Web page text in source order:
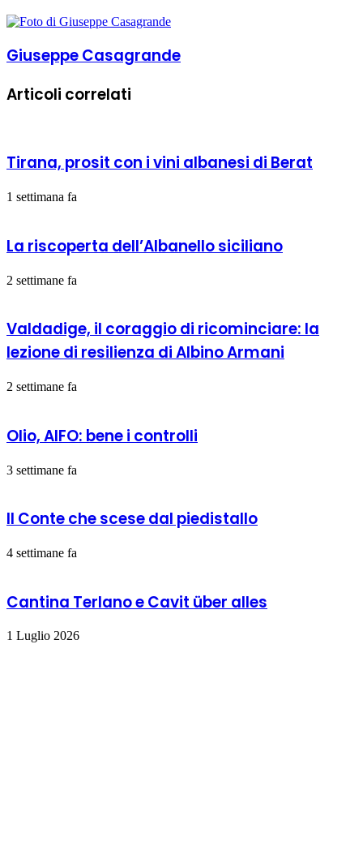
Giuseppe Casagrande
Articoli correlati
Tirana, prosit con i vini albanesi di Berat
1 settimana fa
La riscoperta dell’Albanello siciliano
2 settimane fa
Valdadige, il coraggio di ricominciare: la
lezione di resilienza di Albino Armani
2 settimane fa
Olio, AIFO: bene i controlli
3 settimane fa
Il Conte che scese dal piedistallo
4 settimane fa
Cantina Terlano e Cavit über alles
1 Luglio 2026